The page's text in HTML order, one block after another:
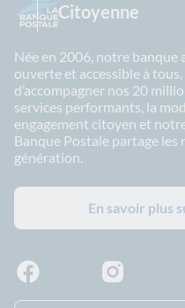
Citoyenne
Née en 2006, notre banque
ouverte et accessible à
d’accompagner nos 20
services performants, la
engagement citoyen et
Banque Postale partage les
génération.
En savoir plus